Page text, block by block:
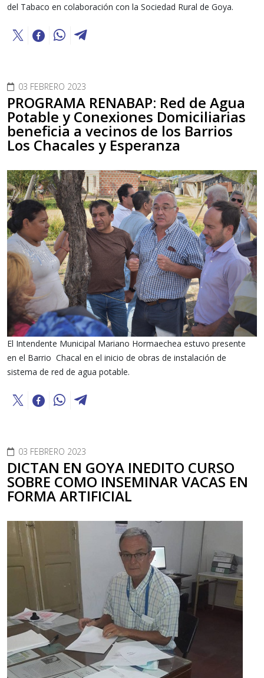
del Tabaco en colaboración con la Sociedad Rural de Goya.
03 FEBRERO 2023
PROGRAMA RENABAP: Red de Agua
Potable y Conexiones Domiciliarias
beneficia a vecinos de los Barrios
Los Chacales y Esperanza
El Intendente Municipal Mariano Hormaechea estuvo presente
en el Barrio Chacal en el inicio de obras de instalación de
sistema de red de agua potable.
03 FEBRERO 2023
DICTAN EN GOYA INEDITO CURSO
SOBRE COMO INSEMINAR VACAS EN
FORMA ARTIFICIAL